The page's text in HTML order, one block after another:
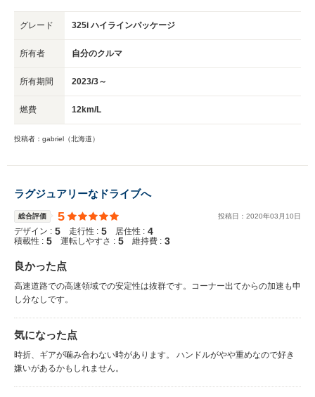
グレード 325i ハイラインパッケージ
所有者 自分のクルマ
所有期間 2023/3～
燃費 12km/L
投稿者：gabriel（北海道）
ラグジュアリーなドライブへ
総合評価 5 投稿日： 2020年03 月 10日
デザイン : 5 走行性 : 5 居住性 : 4
積載性 : 5 運転しやすさ : 5 維持費 : 3
良かった点
高速道路での高速領域での安定性は抜群です。コーナー出てからの加速も申
し分なしです。
気になった点
時折、ギアが噛み合わない時があります。 ハンドルがやや重めなので好き
嫌いがあるかもしれません。